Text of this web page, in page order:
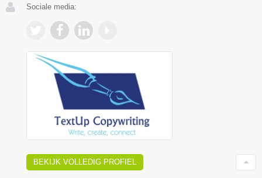
Sociale media:
BEKIJK VOLLEDIG PROFIEL